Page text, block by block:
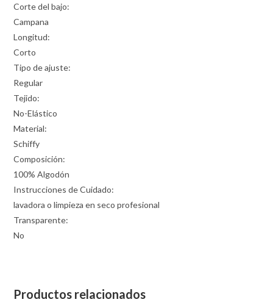
Corte del bajo:
Campana
Longitud:
Corto
Tipo de ajuste:
Regular
Tejido:
No-Elástico
Material:
Schiffy
Composición:
100% Algodón
Instrucciones de Cuidado:
lavadora o limpieza en seco profesional
Transparente:
No
Productos relacionados